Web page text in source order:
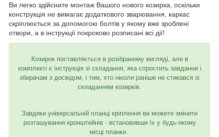
Ви легко здійсните монтаж Вашого нового козирка, оскільки
конструкція не вимагає додаткового зварювання, каркас
скріплюється за допомогою болтів у якому вже зроблені
отвори, а в інструкції покроково розписані всі дії!
Козирок поставляється в розібраному вигляді, але в
комплекті є інструкція зі складання, яка спростить завдання і
збирачам з досвідом, і тим, хто ніколи раніше не стикався зі
складанням козирків.
Завдяки універсальній планці кріплення ви можете змінити
розташування кронштейнів - встановивши їх у будь-якому
місці планки.